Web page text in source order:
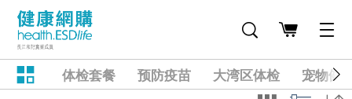
体检套餐 预防疫苗 大湾区体检
宠物健